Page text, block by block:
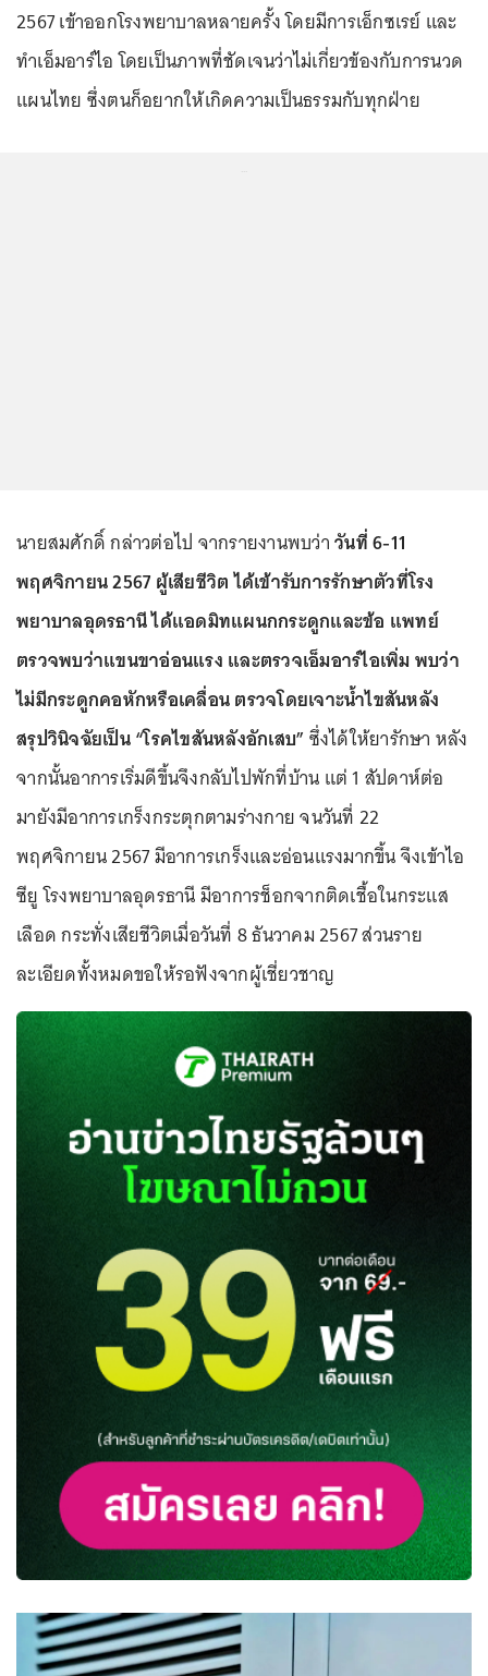
2567 เข้าออกโรงพยาบาลหลายครั้ง โดยมีการเอ็กซเรย์ และ
ทำเอ็มอาร์ไอ โดยเป็นภาพที่ชัดเจนว่าไม่เกี่ยวข้องกับการนวด
แผนไทย ซึ่งตนก็อยากให้เกิดความเป็นธรรมกับทุกฝ่าย
นายสมศักดิ์ กล่าวต่อไป จากรายงานพบว่าวันที่ 6-11
พฤศจิกายน 2567 ผู้เสียชีวิต ได้เข้ารับการรักษาตัวที่โรง
พยาบาลอุดรธานี ได้แอดมิทแผนกกระดูกและข้อ แพทย์
ตรวจพบว่าแขนขาอ่อนแรง และตรวจเอ็มอาร์ไอเพิ่ม พบว่า
ไม่มีกระดูกคอหักหรือเคลื่อน ตรวจโดยเจาะน้ำไขสันหลัง
สรุปวินิจฉัยเป็น “โรคไขสันหลังอักเสบ” ซึ่งได้ให้ยารักษา หลัง
จากนั้นอาการเริ่มดีขึ้นจึงกลับไปพักที่บ้าน แต่ 1 สัปดาห์ต่อ
มายังมีอาการเกร็งกระตุกตามร่างกาย จนวันที่ 22
พฤศจิกายน 2567 มีอาการเกร็งและอ่อนแรงมากขึ้น จึงเข้าไอ
ซียู โรงพยาบาลอุดรธานี มีอาการช็อกจากติดเชื้อในกระแส
เลือด กระทั่งเสียชีวิตเมื่อวันที่ 8 ธันวาคม 2567 ส่วนราย
ละเอียดทั้งหมดขอให้รอฟังจากผู้เชี่ยวชาญ